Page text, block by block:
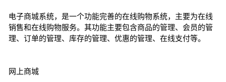
电子商城系统，是一个功能完善的在线购物系统，主要为在线
销售和在线购物服务。其功能主要包含商品的管理、会员的管
理、订单的管理、库存的管理、优惠的管理、在线支付等。
网上商城